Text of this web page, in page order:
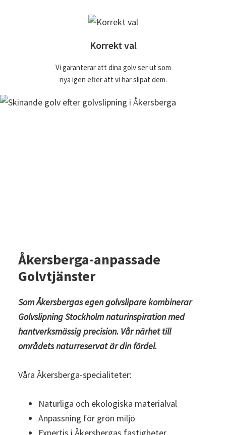
Korrekt val
Vi garanterar att dina golv ser ut som
nya igen efter att vi har slipat dem.
Åkersberga-anpassade
Golvtjänster
Som Åkersbergas egen golvslipare kombinerar
Golvslipning Stockholm naturinspiration med
hantverksmässig precision. Vår närhet till
områdets naturreservat är din fördel.
Våra Åkersberga-specialiteter:
Naturliga och ekologiska materialval
Anpassning för grön miljö